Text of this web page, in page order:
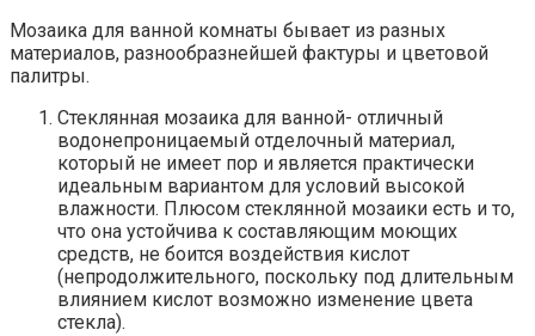
Мозаика для ванной комнаты бывает из разных
материалов, разнообразнейшей фактуры и цветовой
палитры.
Стеклянная мозаика для ванной- отличный
водонепроницаемый отделочный материал,
который не имеет пор и является практически
идеальным вариантом для условий высокой
влажности. Плюсом стеклянной мозаики есть и то,
что она устойчива к составляющим моющих
средств, не боится воздействия кислот
(непродолжительного, поскольку под длительным
влиянием кислот возможно изменение цвета
стекла).